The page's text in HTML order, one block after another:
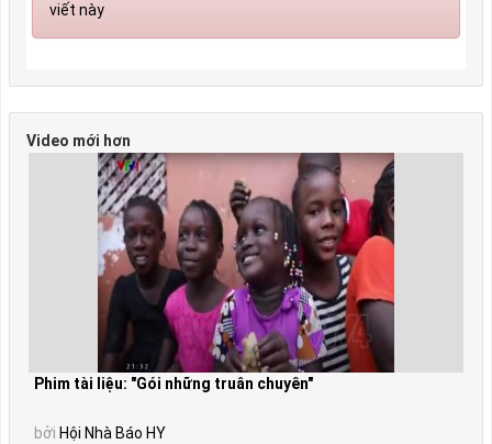
viết này
Video mới hơn
Phim tài liệu: "Gói những truân chuyên"
bởi Hội Nhà Báo HY